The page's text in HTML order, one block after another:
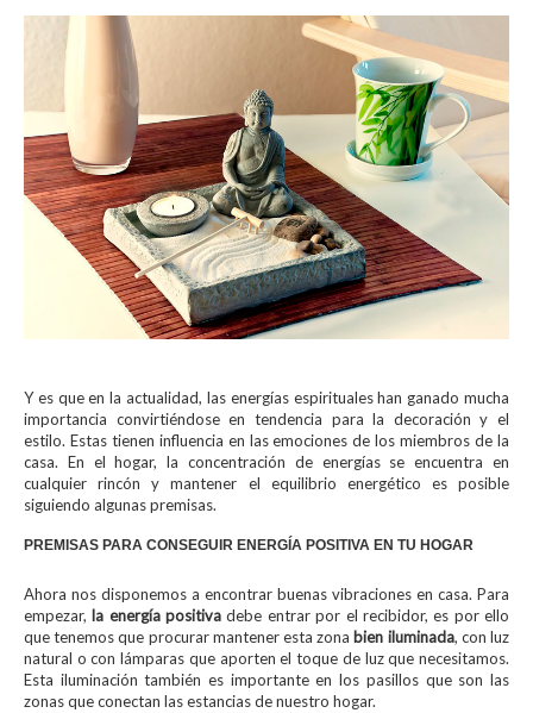
Y es que en la actualidad, las energías espirituales han ganado mucha
importancia convirtiéndose en tendencia para la decoración y el
estilo. Estas tienen influencia en las emociones de los miembros de la
casa. En el hogar, la concentración de energías se encuentra en
cualquier rincón y mantener el equilibrio energético es posible
siguiendo algunas premisas.
PREMISAS PARA CONSEGUIR ENERGÍA POSITIVA EN TU HOGAR
Ahora nos disponemos a encontrar buenas vibraciones en casa. Para
empezar, la energía positiva debe entrar por el recibidor, es por ello
que tenemos que procurar mantener esta zona bien iluminada, con luz
natural o con lámparas que aporten el toque de luz que necesitamos.
Esta iluminación también es importante en los pasillos que son las
zonas que conectan las estancias de nuestro hogar.